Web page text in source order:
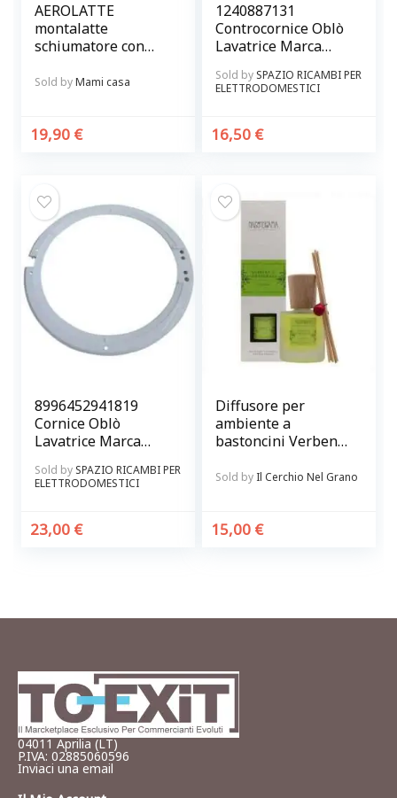
AEROLATTE
montalatte
schiumatore con
elettrico a batterie
Sold byMami casa
19,90 €
1240887131
Controcornice Oblò
Lavatrice Marca
Originale
Sold by SPAZIO RICAMBI PER
ELETTRODOMESTICI
16,50 €
8996452941819
Cornice Oblò
Lavatrice Marca
Originale
Sold by SPAZIO RICAMBI PER
ELETTRODOMESTICI
23,00 €
Diffusore per
ambiente a
bastoncini Verbena
Sold by Il Cerchio Nel Grano
15,00 €
04011 Aprilia (LT)
P.IVA: 02885060596
Inviaci una email